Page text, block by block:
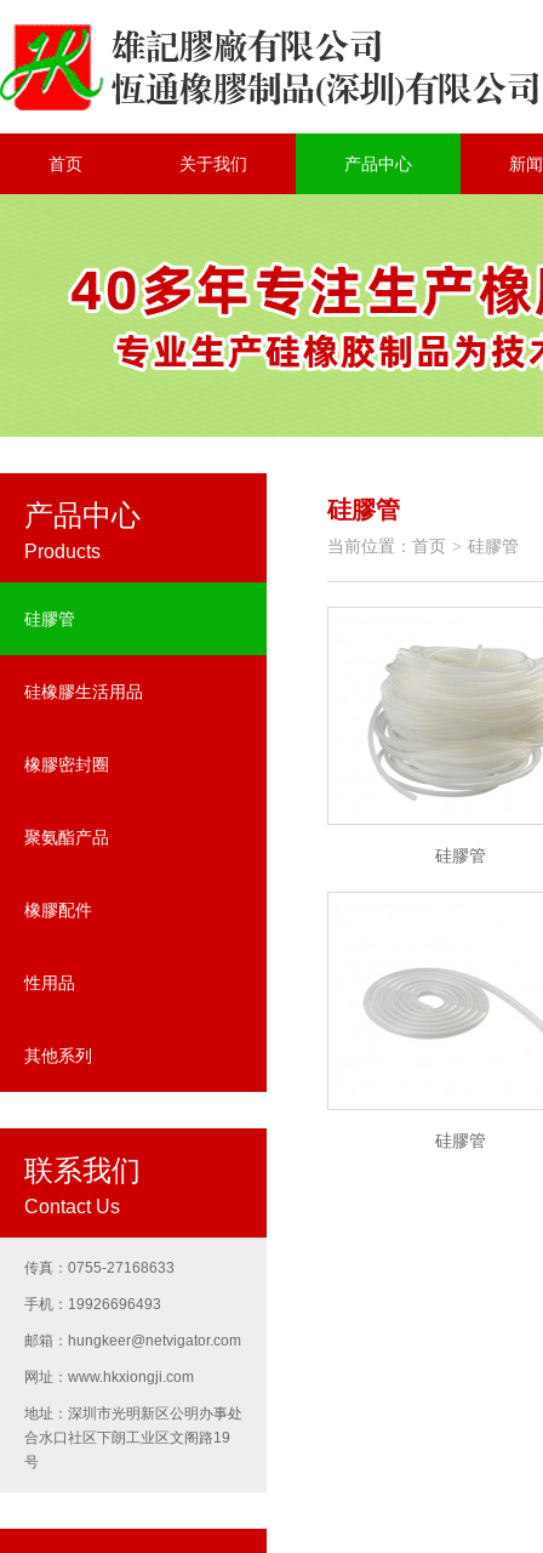
首页 关于我们 产品中心 新
产品中心
Products
硅膠管
硅橡膠生活用品
橡膠密封圈
聚氨酯产品
橡膠配件
性用品
其他系列
联系我们
Contact Us
传真：0755-27168633
手机：19926696493
邮箱：hungkeer@netvigator.com
网址：www.hkxiongji.com
地址：深圳市光明新区公明办事处
合水口社区下朗工业区文阁路19
号
硅膠管
当前位置： 首页 > 硅膠管
硅膠管
硅膠管